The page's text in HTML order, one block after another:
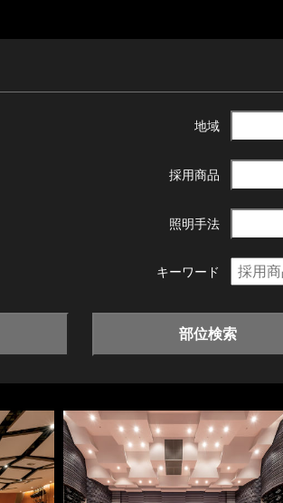
地域
採用商品
照明手法
キーワード
部位検索